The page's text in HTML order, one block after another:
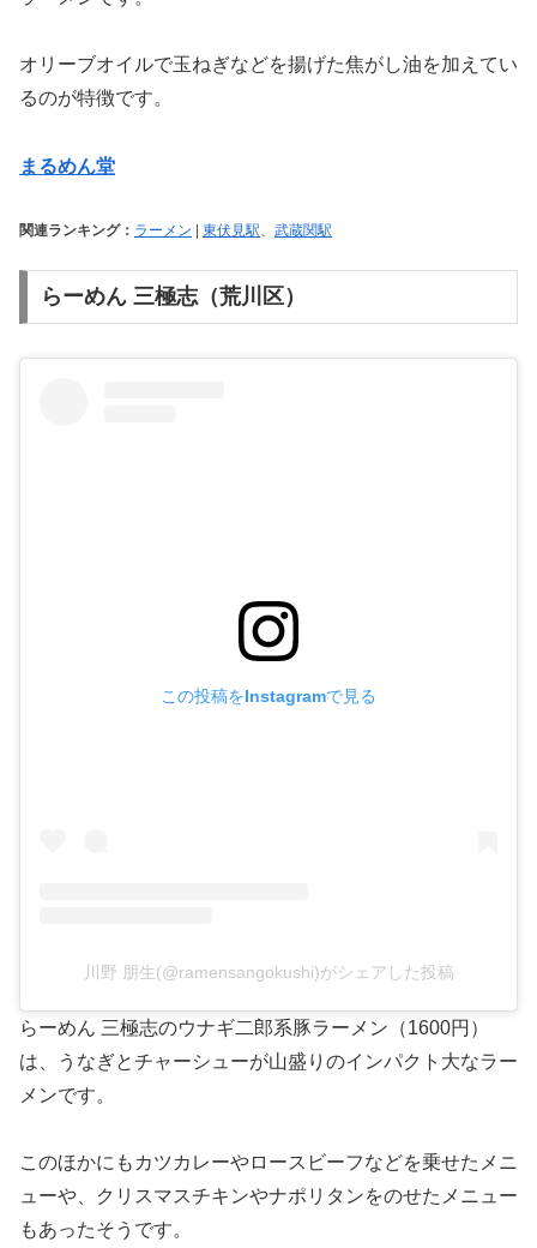
オリーブオイルで玉ねぎなどを揚げた焦がし油を加えてい
るのが特徴です。
まるめん堂
関連ランキング： ラーメン 東伏見駅、 武蔵関駅
らーめん 三極志（荒川区）
この投稿をInstagramで見る
川野 朋生(@ramensangokushi)がシェアした投稿
らーめん 三極志のウナギ二郎系豚ラーメン（1600円）
は、うなぎとチャーシューが山盛りのインパクト大なラー
メンです。
このほかにもカツカレーやロースビーフなどを乗せたメニ
ューや、クリスマスチキンやナポリタンをのせたメニュー
もあったそうです。